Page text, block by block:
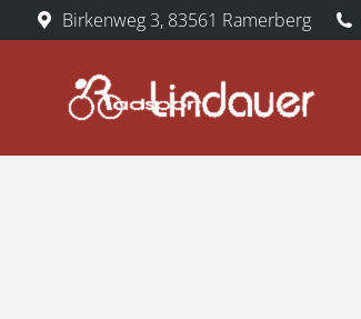
Birkenweg 3, 83561 Ramerberg